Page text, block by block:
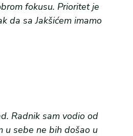
fokusu. Prioritet je
da sa Jakšićem imamo
Radnik sam vodio od
u sebe ne bih došao u